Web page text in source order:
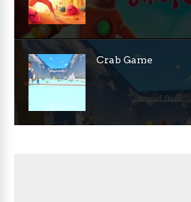
Crab Game